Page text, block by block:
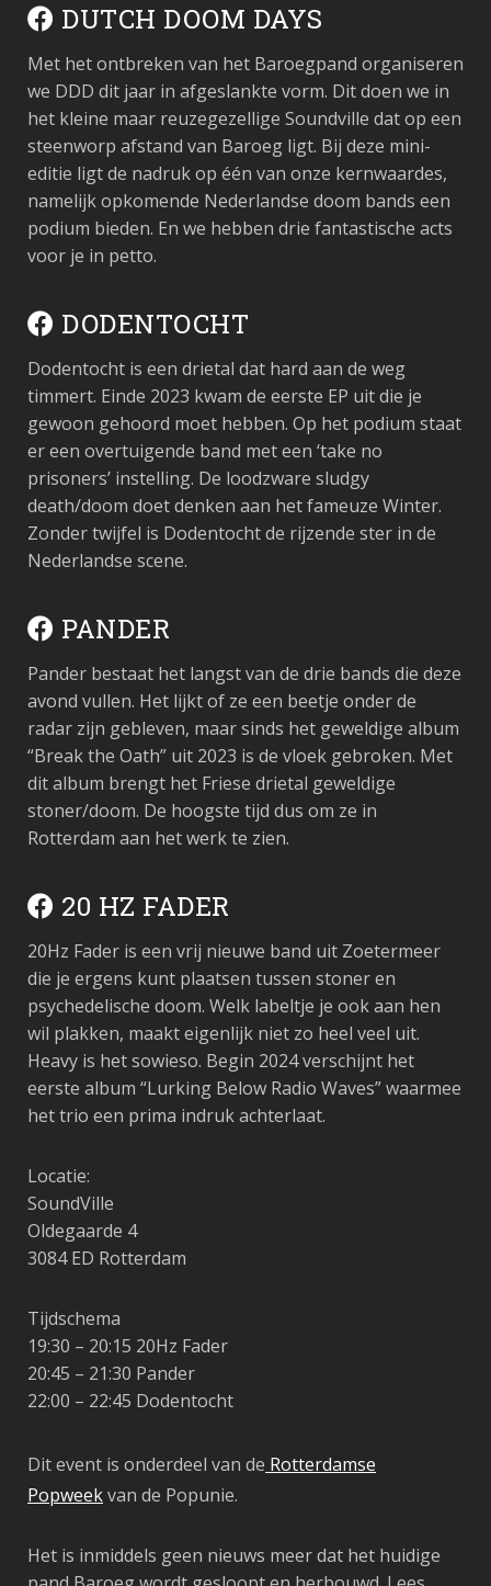
DUTCH DOOM DAYS
Met het ontbreken van het Baroegpand organiseren
we DDD dit jaar in afgeslankte vorm. Dit doen we in
het kleine maar reuzegezellige Soundville dat op een
steenworp afstand van Baroeg ligt. Bij deze mini-
editie ligt de nadruk op één van onze kernwaardes,
namelijk opkomende Nederlandse doom bands een
podium bieden. En we hebben drie fantastische acts
voor je in petto.
DODENTOCHT
Dodentocht is een drietal dat hard aan de weg
timmert. Einde 2023 kwam de eerste EP uit die je
gewoon gehoord moet hebben. Op het podium staat
er een overtuigende band met een ‘take no
prisoners’ instelling. De loodzware sludgy
death/doom doet denken aan het fameuze Winter.
Zonder twijfel is Dodentocht de rijzende ster in de
Nederlandse scene.
PANDER
Pander bestaat het langst van de drie bands die deze
avond vullen. Het lijkt of ze een beetje onder de
radar zijn gebleven, maar sinds het geweldige album
“Break the Oath” uit 2023 is de vloek gebroken. Met
dit album brengt het Friese drietal geweldige
stoner/doom. De hoogste tijd dus om ze in
Rotterdam aan het werk te zien.
20 HZ FADER
20Hz Fader is een vrij nieuwe band uit Zoetermeer
die je ergens kunt plaatsen tussen stoner en
psychedelische doom. Welk labeltje je ook aan hen
wil plakken, maakt eigenlijk niet zo heel veel uit.
Heavy is het sowieso. Begin 2024 verschijnt het
eerste album “Lurking Below Radio Waves” waarmee
het trio een prima indruk achterlaat.
Locatie:
SoundVille
Oldegaarde 4
3084 ED Rotterdam
Tijdschema
19:30 – 20:15 20Hz Fader
20:45 – 21:30 Pander
22:00 – 22:45 Dodentocht
Dit event is onderdeel van de Rotterdamse
Popweekvan de Popunie.
️Het is inmiddels geen nieuws meer dat het huidige